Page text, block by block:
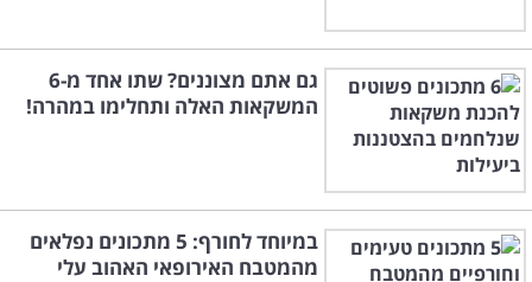
גם אתם מצוננים? שתו אחד מ-6
המשקאות האלה ותחלימו במהרה!
במיוחד לחורף: 5 מתכונים נפלאים
מהמטבח האירופאי האהוב עלי